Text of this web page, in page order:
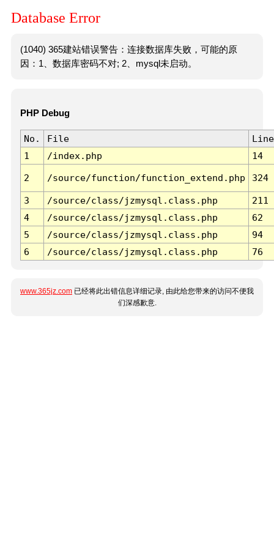
Database Error
(1040) 365建站错误警告：连接数据库失败，可能的原
因：1、数据库密码不对; 2、mysql未启动。
PHP Debug
No. File
Line
1
/index.php 14
2 /source/function/function_extend.php 324
3 /source/class/jzmysql.class.php
211
4
/source/class/jzmysql.class.php
62
5
/source/class/jzmysql.class.php
94
6
/source/class/jzmysql.class.php 76
www.365jz.com 已经将此出错信息详细记录, 由此给您带来的访问不便我
们深感歉意.